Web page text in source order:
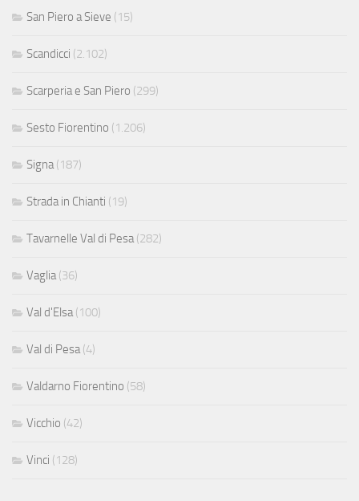
San Piero a Sieve (15)
Scandicci (2.102)
Scarperia e San Piero (299)
Sesto Fiorentino (1.206)
Signa(187)
Strada in Chianti (19)
Tavarnelle Val di Pesa(282)
Vaglia(36)
Val d'Elsa(100)
Val di Pesa(4)
Valdarno Fiorentino (58)
Vicchio (42)
Vinci (128)